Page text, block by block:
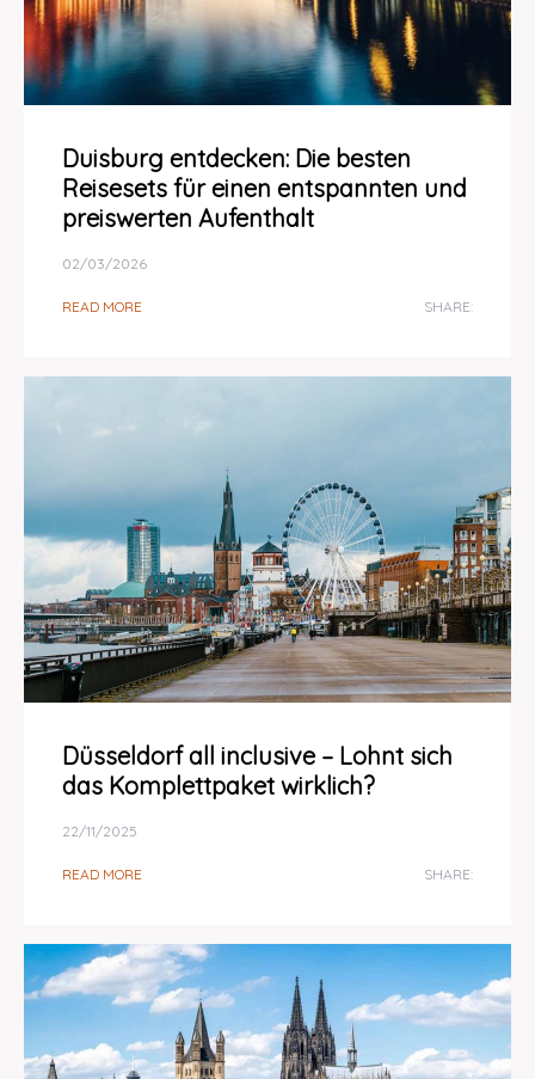
Duisburg entdecken: Die besten
Reisesets für einen entspannten und
preiswerten Aufenthalt
02/03/2026
READ MORE SHARE:
Düsseldorf all inclusive – Lohnt sich
das Komplettpaket wirklich?
22/11/2025
READ MORE SHARE: